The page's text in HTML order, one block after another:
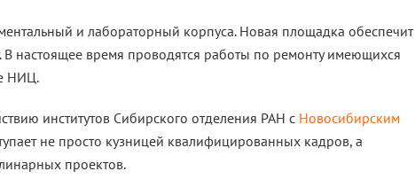
и лабораторный корпуса. Новая площадка обеспечит
настоящее время проводятся работы по ремонту имеющихся
НИЦ.
институтов Сибирского отделения РАН с Новосибирским
не просто кузницей квалифицированных кадров, а
проектов.